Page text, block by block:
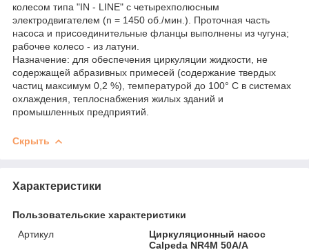
колесом типа "IN - LINE" с четырехполюсным
электродвигателем (n = 1450 об./мин.). Проточная часть
насоса и присоединительные фланцы выполнены из чугуна;
рабочее колесо - из латуни.
Назначение: для обеспечения циркуляции жидкости, не
содержащей абразивных примесей (содержание твердых
частиц максимум 0,2 %), температурой до 100° С в системах
охлаждения, теплоснабжения жилых зданий и
промышленных предприятий.
Скрыть
Характеристики
Пользовательские характеристики
Артикул
Циркуляционный насос
Calpeda NR4M 50A/A